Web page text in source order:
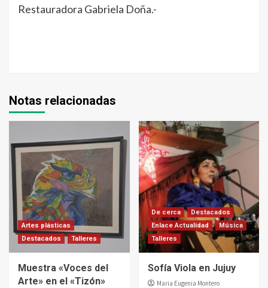
Restauradora Gabriela Doña.-
Notas relacionadas
Artes plásticas
Destacados
Talleres
Muestra «Voces del
Arte» en el «Tizón»
De cerca
Destacados
Enlace Actualidad
Música
Talleres
Sofía Viola en Jujuy
Maria Eugenia Montero